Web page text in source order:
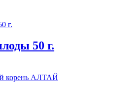
50 г.